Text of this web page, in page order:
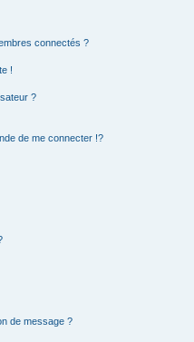
connectés ?
!
?
de me connecter !?
de message ?